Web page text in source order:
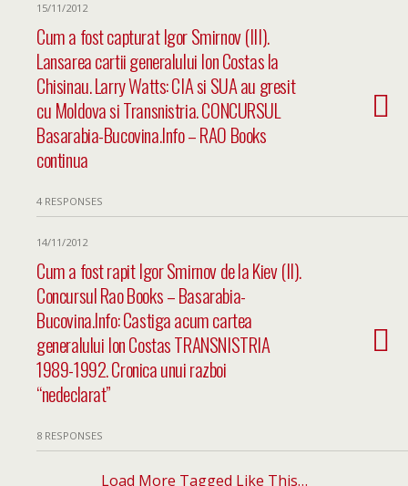
15/11/2012
Cum a fost capturat Igor Smirnov (III).
Lansarea cartii generalului Ion Costas la
Chisinau. Larry Watts: CIA si SUA au gresit
cu Moldova si Transnistria. CONCURSUL
Basarabia-Bucovina.Info – RAO Books
continua
4 RESPONSES
14/11/2012
Cum a fost rapit Igor Smirnov de la Kiev (II).
Concursul Rao Books – Basarabia-
Bucovina.Info: Castiga acum cartea
generalului Ion Costas TRANSNISTRIA
1989-1992. Cronica unui razboi
“nedeclarat”
8 RESPONSES
Load More Tagged Like This…